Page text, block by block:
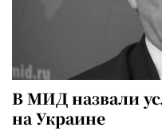
В МИД назвали
на Украине